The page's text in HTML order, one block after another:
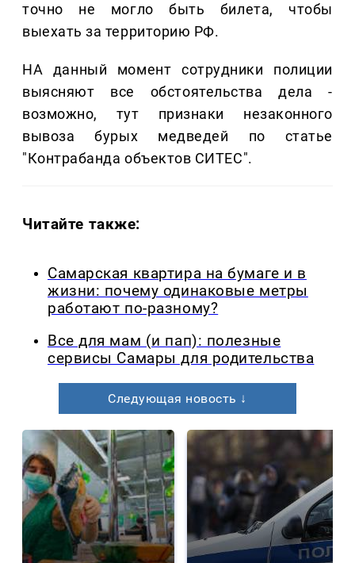
точно не могло быть билета, чтобы
выехать за территорию РФ.
НА данный момент сотрудники полиции
выясняют все обстоятельства дела -
возможно, тут признаки незаконного
вывоза бурых медведей по статье
"Контрабанда объектов СИТЕС".
Читайте также:
Самарская квартира на бумаге и в
жизни: почему одинаковые метры
работают по-разному?
Все для мам (и пап): полезные
сервисы Самары для родительства
Следующая новость ↓